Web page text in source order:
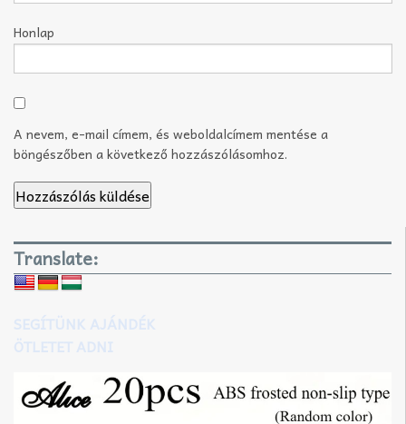
Honlap
A nevem, e-mail címem, és weboldalcímem mentése a
böngészőben a következő hozzászólásomhoz.
Translate:
SEGÍTÜNK AJÁNDÉK
ÖTLETET ADNI